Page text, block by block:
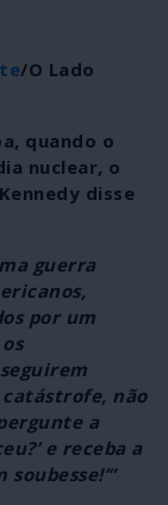
/O Lado
quando o
nuclear, o
disse
guerra
por um
catástrofe, não
a
e receba a